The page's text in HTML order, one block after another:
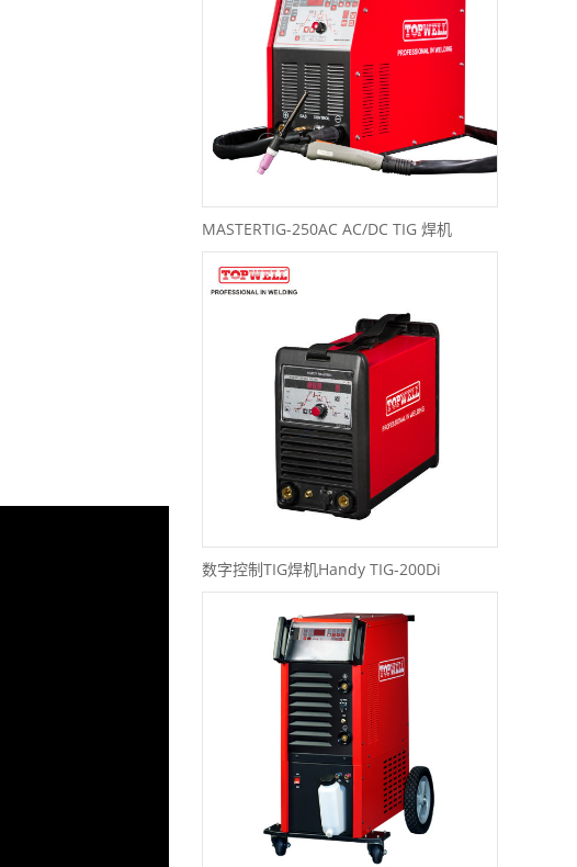
MASTERTIG-250AC AC/DC TIG 焊机
数字控制TIG焊机Handy TIG-200Di